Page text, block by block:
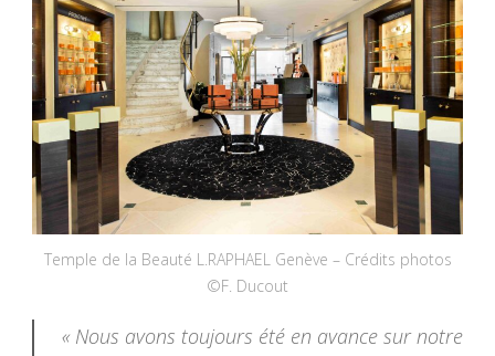
Temple de la Beauté L.RAPHAEL Genève – Crédits photos
©F. Ducout
« Nous avons toujours été en avance sur notre